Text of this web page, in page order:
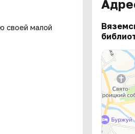
своей малой